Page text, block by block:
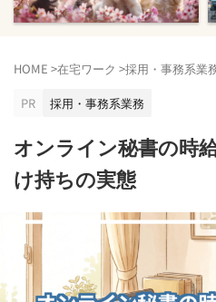
HOME >在宅ワーク >採用・事務系業
PR
採用・事務系業務
オンライン秘書の時
け持ちの実態